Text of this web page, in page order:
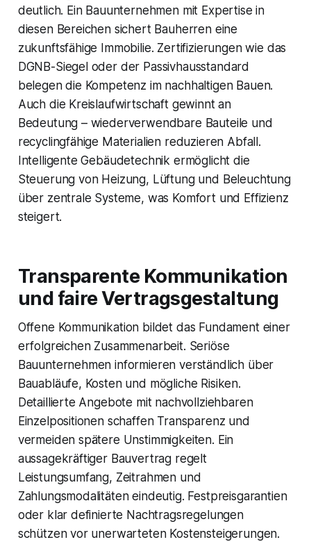
deutlich. Ein Bauunternehmen mit Expertise in
diesen Bereichen sichert Bauherren eine
zukunftsfähige Immobilie. Zertifizierungen wie das
DGNB-Siegel oder der Passivhausstandard
belegen die Kompetenz im nachhaltigen Bauen.
Auch die Kreislaufwirtschaft gewinnt an
Bedeutung – wiederverwendbare Bauteile und
recyclingfähige Materialien reduzieren Abfall.
Intelligente Gebäudetechnik ermöglicht die
Steuerung von Heizung, Lüftung und Beleuchtung
über zentrale Systeme, was Komfort und Effizienz
steigert.
Transparente Kommunikation
und faire Vertragsgestaltung
Offene Kommunikation bildet das Fundament einer
erfolgreichen Zusammenarbeit. Seriöse
Bauunternehmen informieren verständlich über
Bauabläufe, Kosten und mögliche Risiken.
Detaillierte Angebote mit nachvollziehbaren
Einzelpositionen schaffen Transparenz und
vermeiden spätere Unstimmigkeiten. Ein
aussagekräftiger Bauvertrag regelt
Leistungsumfang, Zeitrahmen und
Zahlungsmodalitäten eindeutig. Festpreisgarantien
oder klar definierte Nachtragsregelungen
schützen vor unerwarteten Kostensteigerungen.